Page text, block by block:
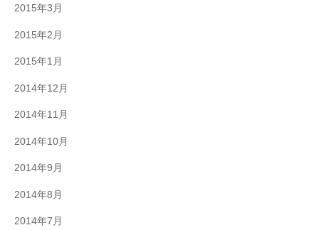
2015年3月
2015年2月
2015年1月
2014年12月
2014年11月
2014年10月
2014年9月
2014年8月
2014年7月